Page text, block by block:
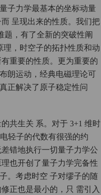
子力学最基本的坐标动量
呈现出来的性质。我们把
题，有了全新的突破性阐
，时空子的拓扑性质和动
重要的性质。更为重要的
朗运动，经典电磁理论可
正解决了原子稳定性问
共生关 系。对于 3+1 维时
轻子的代数有很强的约
错地执行一切量子力学公
也开创了量子力学完备性
。考虑时空 子对缪子的随
正也是最小的，只 需引入